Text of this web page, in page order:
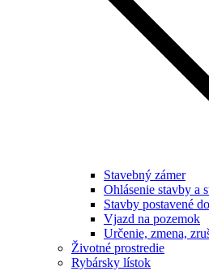
Stavebný zámer
Ohlásenie stavby a
Stavby postavené
Vjazd na pozemok
Určenie, zmena,
Životné prostredie
Rybársky lístok